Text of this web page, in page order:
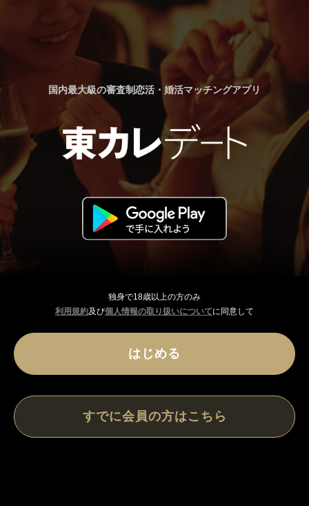
国内最大級の審査制恋活・婚活マッチングアプリ
独身で18歳以上の方のみ
利用規約及び個人情報の取り扱いについてに同意して
はじめる
すでに会員の方はこちら